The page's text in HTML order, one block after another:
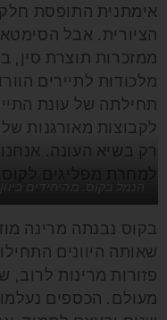
אימתנית התופסת
הציורית. אבל
ממזכרות תוצרת סין,
מלכודות לתיירים
תחילתה של עונת
לקבוצות מאורגנות של
רק בשיא העונה.
הנמל בקוס. מהיחידים
בקוס נבנתה מרינה
שאותה היוונים
פזורות מרינות
מעולם. הכספים